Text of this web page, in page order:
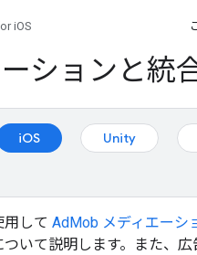
iOS
ションと統
iOS Unity
用して AdMob メディエーシ
いて説明します。また、